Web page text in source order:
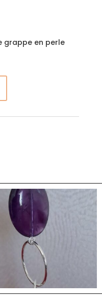
grappe en perle